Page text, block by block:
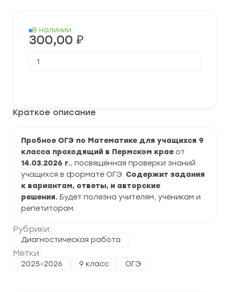
Краткое описание
Пробное ОГЭ по Математике для учащихся 9
класса проходящий в Пермском крае от
14.03.2026 г., посвящённая проверки знаний
учащихся в формате ОГЭ. Содержит задания
к вариантам, ответы, и авторские
решения. Будет полезна учителям, ученикам и
репетиторам.
Рубрики:
Диагностическая работа
Метки:
2025-2026 9 класс ОГЭ
В наличии
300,00 ₽
товара
9
и
ответы